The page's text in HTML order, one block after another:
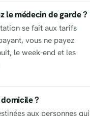
le médecin de garde ?
se fait aux tarifs
vous ne payez
le week-end et les
?
aux personnes qui